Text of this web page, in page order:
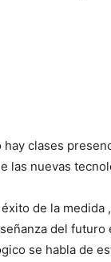
clases
las nuevas
de la medida
del futuro
se habla de